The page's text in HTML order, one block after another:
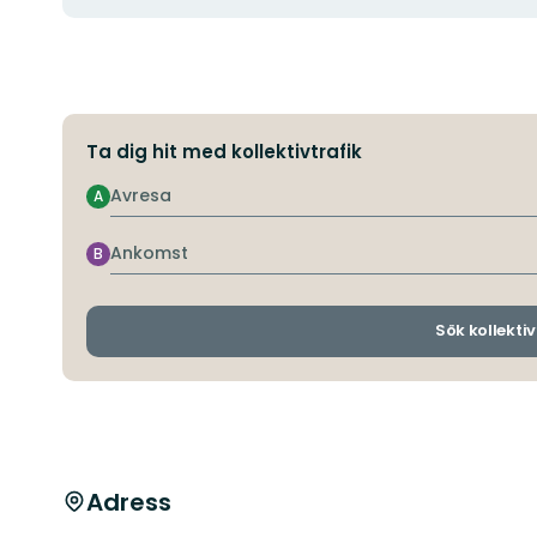
Ta dig hit med kollektivtrafik
Avresa
A
Ankomst
B
Sök
Adress